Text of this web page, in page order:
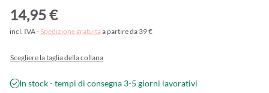
14,95 €
incl. IVA - Spedizione gratuitaa partire da 39 €
Scegliere la taglia della collana
In stock - tempi di consegna 3-5 giorni lavorativi